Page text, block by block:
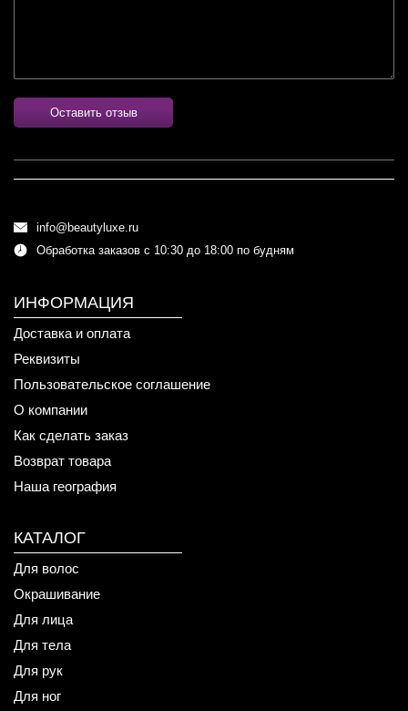
Оставить отзыв
info@beautyluxe.ru
Обработка заказов с 10:30 до 18:00 по будням
ИНФОРМАЦИЯ
Доставка и оплата
Реквизиты
Пользовательское соглашение
О компании
Как сделать заказ
Возврат товара
Наша география
КАТАЛОГ
Для волос
Окрашивание
Для лица
Для тела
Для рук
Для ног